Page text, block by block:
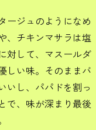
ージュのようになめ
、チキンマサラは塩
対して、マスールダ
しい味。そのままバ
いし、パパドを割っ
で、味が深まり最後